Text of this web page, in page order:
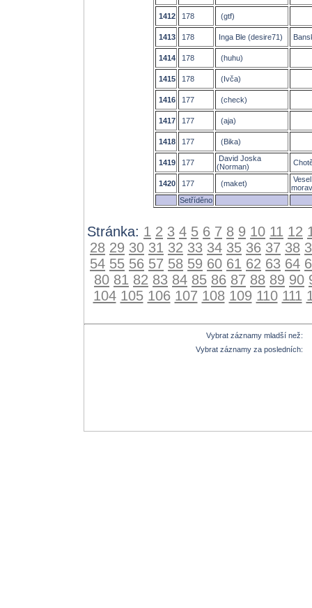
1412 178 (gtf)
1413 178 Inga Ble (desire71)
1414 178 (huhu)
1415 178 (Ivča)
1416 177 (check)
1417 177 (aja)
1418 177 (Bika)
1419 177
David Joska
(Norman)
1420 177 (maket)
Setříděno
Stránka: 1 2 3 4 5 6 7 8 9 10 11 12
28 29 30 31 32 33 34 35 36 37 38
54 55 56 57 58 59 60 61 62 63 64
80 81 82 83 84 85 86 87 88 89 90
104 105 106 107 108 109 110 111
Vybrat záznamy mladší než:
Vybrat záznamy za posledních: